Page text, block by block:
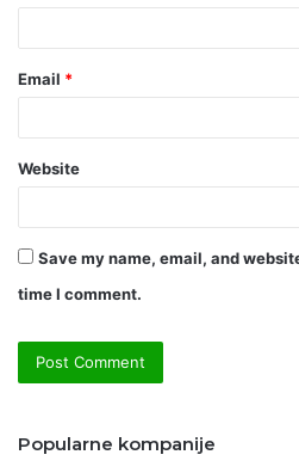
Email *
Website
Save my name, email, and
time I comment.
Popularne kompanije